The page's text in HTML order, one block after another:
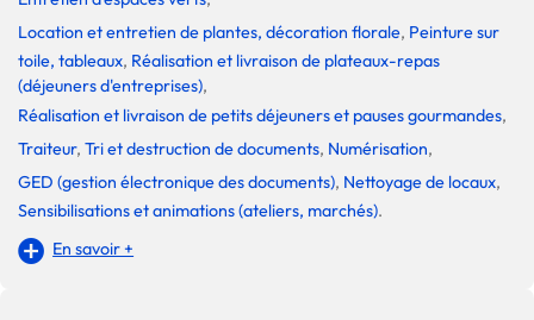
Location et entretien de plantes, décoration florale, Peinture sur
toile, tableaux, Réalisation et livraison de plateaux-repas
(déjeuners d'entreprises),
Réalisation et livraison de petits déjeuners et pauses gourmandes,
Traiteur, Tri et destruction de documents, Numérisation,
GED (gestion électronique des documents), Nettoyage de locaux,
Sensibilisations et animations (ateliers, marchés).
En savoir +